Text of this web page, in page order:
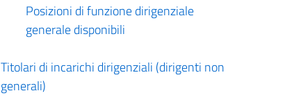
Posizioni di funzione dirigenziale
generale disponibili
Titolari di incarichi dirigenziali (dirigenti non
generali)